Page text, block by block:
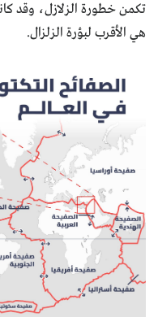
تكمن خطورة الزلازل، وقد
هي الأقرب لبؤرة الزلزال.